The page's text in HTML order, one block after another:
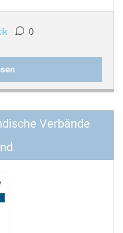
0
Verbände